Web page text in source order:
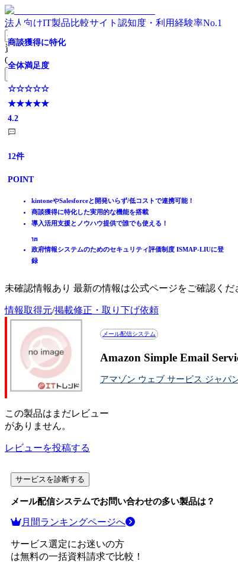
法人向けIT製品比較サイト 認知度・利用経験率No.1
資料請求リスト
0 件
製品を探す
動画で学ぶ
IT製品比較TOP
メール配信システム
Amazon Simple Email Service
Amazon Simple Email Serviceの評判・口コミ
未確認情報あり 最新の情報は公式ページをご確認くだ
情報取得元/掲載修正・取り下げ依頼
メール配信システム
Amazon Simple Email
アマゾン ウェブ サービス ジャパ
この製品はまだレビュー
がありません。
レビューを投稿する
サービスを診断する
メール配信システムでお問い合わせの多い製品は？
月間ランキングページへ
サービス選定にお迷いの方
は無料の一括資料請求で比較！
【営業成果につながるメールマーケティング】Sansanのメ
☆☆☆☆☆
★★★★★
4.2
名刺をデータ化することで、正確な顧客情報の配信リストが完成
標準搭載された企業情報を活用して、ターゲティング配信が可能
一括配信とOne to Oneメール配信の両方に対応
10,000社超の導入実績/メール配信
全体満足度
☆☆☆☆☆
★★★★★
4.1
144件
POINT
kintoneやSalesforceと開発いらず/低コストで連携可能！
シンプルな機能・操作で誰でもカンタンにメール配信ができる
楽楽メールマーケティング独自の機能で分析・改善業務を自動化
【無料トライアル有】国内最大級の配信実績！メール配信
☆☆☆☆☆
★★★★★
4.3
国内最大級 月間89億通の配信実績と毎時1,300万通の配信スピー
ド
HTMLエディター/顧客管理/効果測定/シナリオ配信 等全て標準搭
載
配信通数無制限！月額5,000円～利用可能、なりすまし対策も万全
マルチチャネルでパーソナルなコミュニケーションを実現
全体満足度
☆☆☆☆☆
★★★★★
3.8
36件
POINT
顧客の属性情報に基づいたパーソナライズされたコンテンツの配
信
AIを使って顧客行動を読み解き、メール配信を最適化
出
【顧客導入数シェア15年連続No.1】大規模配信を低価格で
☆☆☆☆☆
★★★★★
4.3
⼤企業、⾃治体に選ばれ顧客導入数15年連続No.1
27,000社以上の顧客基盤を活かし、⼤規模配信を低コストで実現
直感的に使えて簡単なHTMLエディタ/効果測定機能を搭載
大量高速メルマガ配信システム・いまなら無料トライアル
☆☆☆☆☆
★★★★★
4.0
初期費用0円・月額4000円から利用可能なメール配信システム
HTMLの知識は不要！スマホ対応メールを誰でも簡単に配信でき
ます
開封・クリックなどはグラフやヒートマップで見やすく分析可能
【ISMAP-LIU登録】シェアNO.1のメール・メルマガ配信
☆☆☆☆☆
★★★★★
4.0
シリーズ導入実績10,000社以上！毎時1,000万通※以上の高速配信
使いやすさ抜群で高機能。CSVリスト配信／データベース連携配
信
政府情報システムのためのセキュリティ評価制度 ISMAP-LIUに登
録
商談獲得に特化
全体満足度
☆☆☆☆☆
★★★★★
4.2
12件
POINT
kintoneやSalesforceと開発いらず/低コストで連携可能！
商談獲得に特化した実用的な機能を搭載
導入活用支援とノウハウ提供で誰でも使える！